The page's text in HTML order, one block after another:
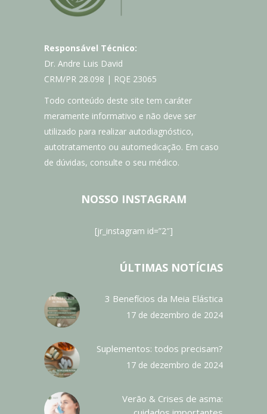
Responsável Técnico:
Dr. Andre Luis David
CRM/PR 28.098 | RQE 23065
Todo conteúdo deste site tem caráter
meramente informativo e não deve ser
utilizado para realizar autodiagnóstico,
autotratamento ou automedicação. Em caso
de dúvidas, consulte o seu médico.
NOSSO INSTAGRAM
[jr_instagram id=”2″]
ÚLTIMAS NOTÍCIAS
3 Benefícios da Meia Elástica
17 de dezembro de 2024
Suplementos: todos precisam?
17 de dezembro de 2024
Verão & Crises de asma: